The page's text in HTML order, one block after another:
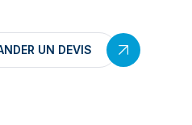
UN DEVIS